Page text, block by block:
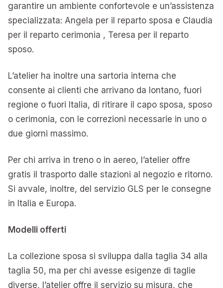
garantire un ambiente confortevole e un’assistenza
specializzata: Angela per il reparto sposa e Claudia
per il reparto cerimonia , Teresa per il reparto
sposo.
L’atelier ha inoltre una sartoria interna che
consente ai clienti che arrivano da lontano, fuori
regione o fuori Italia, di ritirare il capo sposa, sposo
o cerimonia, con le correzioni necessarie in uno o
due giorni massimo.
Per chi arriva in treno o in aereo, l’atelier offre
gratis il trasporto dalle stazioni al negozio e ritorno.
Si avvale, inoltre, del servizio GLS per le consegne
in Italia e Europa.
Modelli offerti
La collezione sposa si sviluppa dalla taglia 34 alla
taglia 50, ma per chi avesse esigenze di taglie
diverse, l’atelier offre il servizio su misura, che